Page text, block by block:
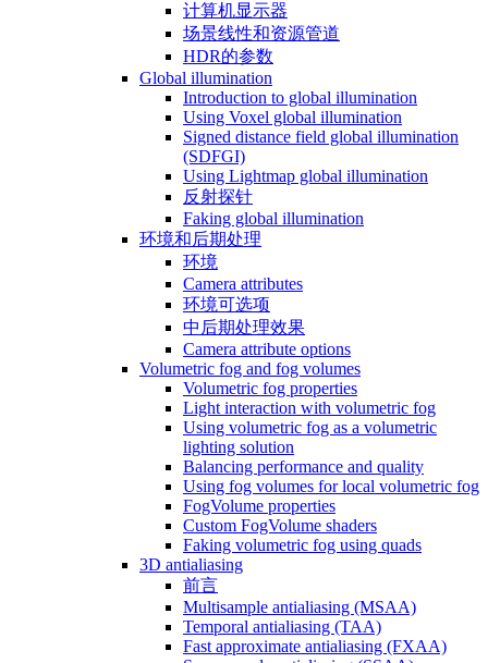
计算机显示器
场景线性和资源管道
HDR的参数
Global illumination
Introduction to global illumination
Using Voxel global illumination
Signed distance field global illumination
(SDFGI)
Using Lightmap global illumination
反射探针
Faking global illumination
环境和后期处理
环境
Camera attributes
环境可选项
中后期处理效果
Camera attribute options
Volumetric fog and fog volumes
Volumetric fog properties
Light interaction with volumetric fog
Using volumetric fog as a volumetric
lighting solution
Balancing performance and quality
Using fog volumes for local volumetric fog
FogVolume properties
Custom FogVolume shaders
Faking volumetric fog using quads
3D antialiasing
前言
Multisample antialiasing (MSAA)
Temporal antialiasing (TAA)
Fast approximate antialiasing (FXAA)